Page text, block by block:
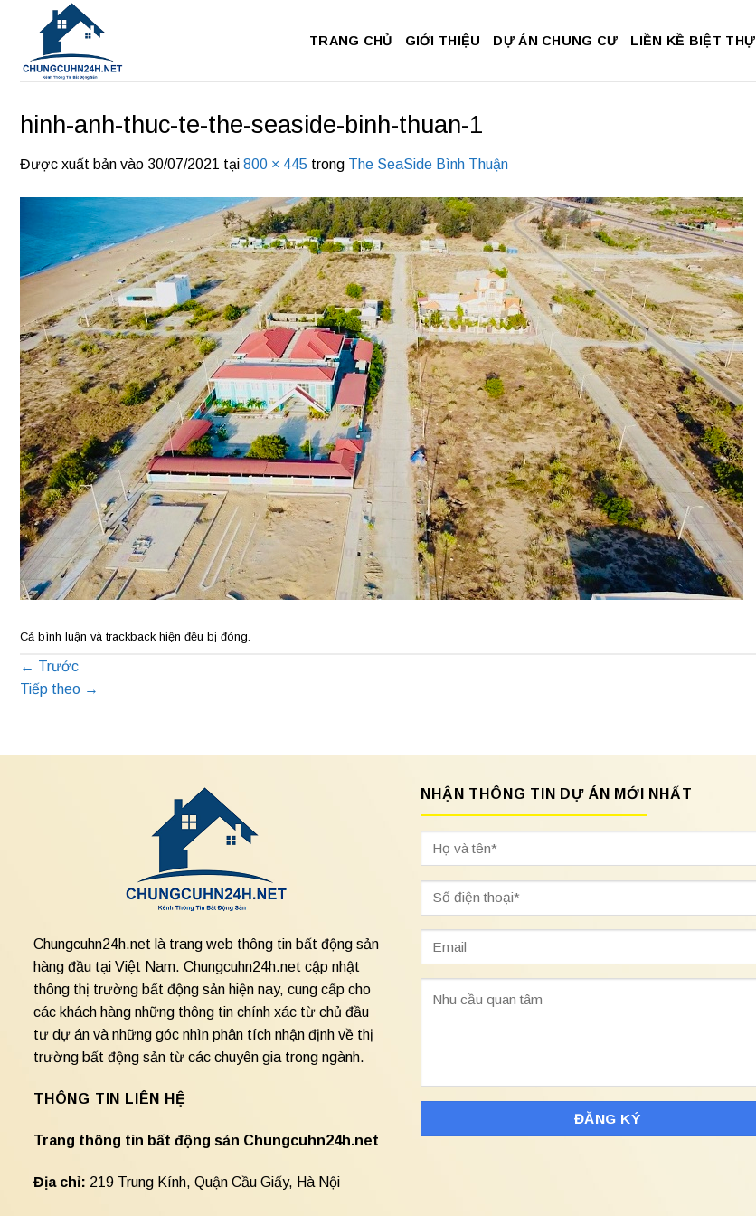
dung
TRANG CHỦ GIỚI THIỆU DỰ ÁN CHUNG CƯ LIỀN KỀ BIỆT THỰ
hinh-anh-thuc-te-the-seaside-binh-thuan-1
Được xuất bản vào 30/07/2021 tại 800 × 445 trong The SeaSide Bình Thuận
Cả bình luận và trackback hiện đều bị đóng.
← Trước
Tiếp theo →
Chungcuhn24h.net là trang web thông tin bất động sản
hàng đầu tại Việt Nam. Chungcuhn24h.net cập nhật
thông thị trường bất động sản hiện nay, cung cấp cho
các khách hàng những thông tin chính xác từ chủ đầu
tư dự án và những góc nhìn phân tích nhận định về thị
trường bất động sản từ các chuyên gia trong ngành.
THÔNG TIN LIÊN HỆ
Trang thông tin bất động sản Chungcuhn24h.net
Địa chỉ: 219 Trung Kính, Quận Cầu Giấy, Hà Nội
NHẬN THÔNG TIN DỰ ÁN MỚI NHẤT